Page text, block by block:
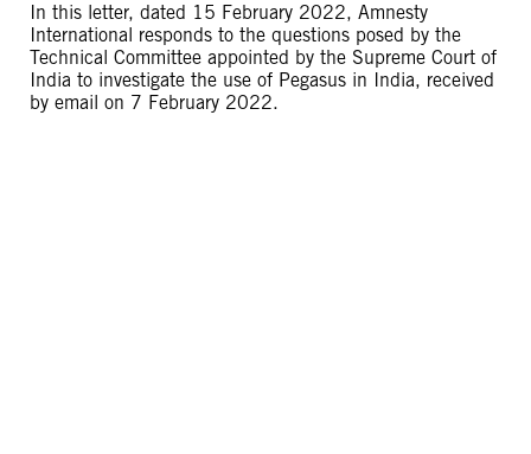
In this letter, dated 15 February 2022, Amnesty
International responds to the questions posed by the
Technical Committee appointed by the Supreme Court of
India to investigate the use of Pegasus in India, received
by email on 7 February 2022.